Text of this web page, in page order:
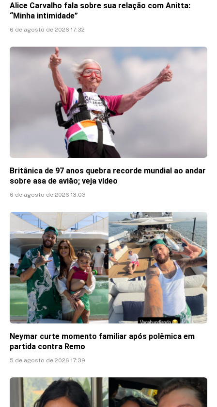
Alice Carvalho fala sobre sua relação com Anitta:
“Minha intimidade”
6 de agosto de 2026 17:32
Britânica de 97 anos quebra recorde mundial ao andar
sobre asa de avião; veja vídeo
6 de agosto de 2026 13:03
Neymar curte momento familiar após polêmica em
partida contra Remo
5 de agosto de 2026 17:39